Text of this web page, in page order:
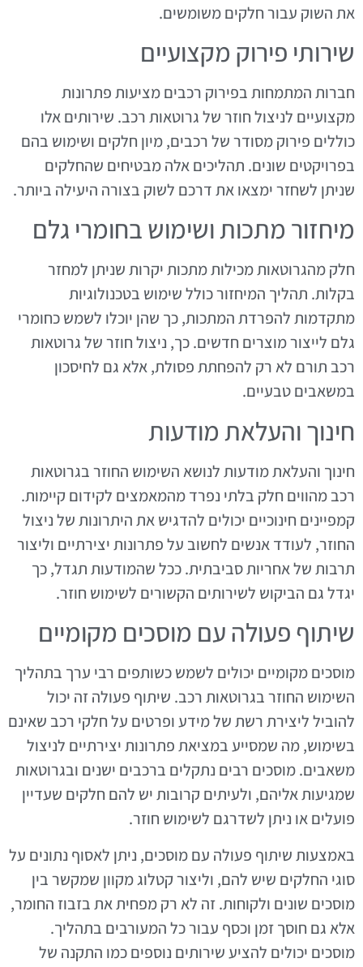
את השוק עבור חלקים משומשים.
שירותי פירוק מקצועיים
חברות המתמחות בפירוק רכבים מציעות פתרונות
מקצועיים לניצול חוזר של גרוטאות רכב. שירותים אלו
כוללים פירוק מסודר של רכבים, מיון חלקים ושימוש בהם
בפרויקטים שונים. תהליכים אלה מבטיחים שהחלקים
שניתן לשחזר ימצאו את דרכם לשוק בצורה היעילה ביותר.
מיחזור מתכות ושימוש בחומרי גלם
חלק מהגרוטאות מכילות מתכות יקרות שניתן למחזר
בקלות. תהליך המיחזור כולל שימוש בטכנולוגיות
מתקדמות להפרדת המתכות, כך שהן יוכלו לשמש כחומרי
גלם לייצור מוצרים חדשים. כך, ניצול חוזר של גרוטאות
רכב תורם לא רק להפחתת פסולת, אלא גם לחיסכון
במשאבים טבעיים.
חינוך והעלאת מודעות
חינוך והעלאת מודעות לנושא השימוש החוזר בגרוטאות
רכב מהווים חלק בלתי נפרד מהמאמצים לקידום קיימות.
קמפיינים חינוכיים יכולים להדגיש את היתרונות של ניצול
החוזר, לעודד אנשים לחשוב על פתרונות יצירתיים וליצור
תרבות של אחריות סביבתית. ככל שהמודעות תגדל, כך
יגדל גם הביקוש לשירותים הקשורים לשימוש חוזר.
שיתוף פעולה עם מוסכים מקומיים
מוסכים מקומיים יכולים לשמש כשותפים רבי ערך בתהליך
השימוש החוזר בגרוטאות רכב. שיתוף פעולה זה יכול
להוביל ליצירת רשת של מידע ופרטים על חלקי רכב שאינם
בשימוש, מה שמסייע במציאת פתרונות יצירתיים לניצול
משאבים. מוסכים רבים נתקלים ברכבים ישנים ובגרוטאות
שמגיעות אליהם, ולעיתים קרובות יש להם חלקים שעדיין
פועלים או ניתן לשדרגם לשימוש חוזר.
באמצעות שיתוף פעולה עם מוסכים, ניתן לאסוף נתונים על
סוגי החלקים שיש להם, וליצור קטלוג מקוון שמקשר בין
מוסכים שונים ולקוחות. זה לא רק מפחית את בזבוז החומר,
אלא גם חוסך זמן וכסף עבור כל המעורבים בתהליך.
מוסכים יכולים להציע שירותים נוספים כמו התקנה של